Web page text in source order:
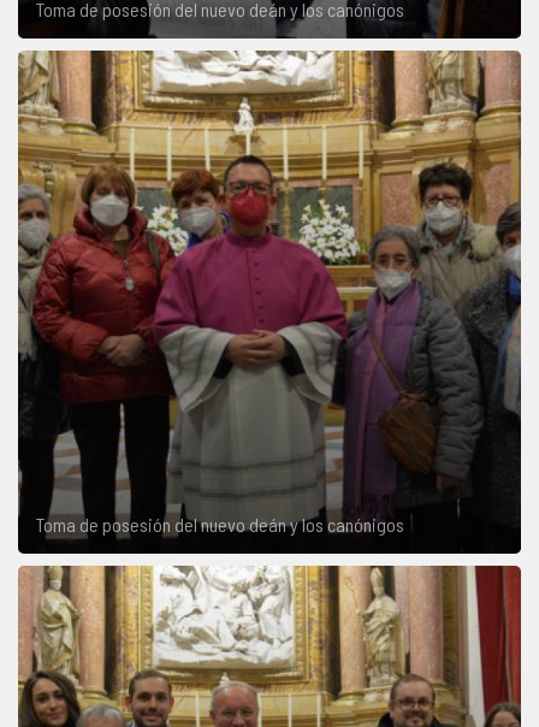
Toma de posesión del nuevo deán y los canónigos
Toma de posesión del nuevo deán y los canónigos